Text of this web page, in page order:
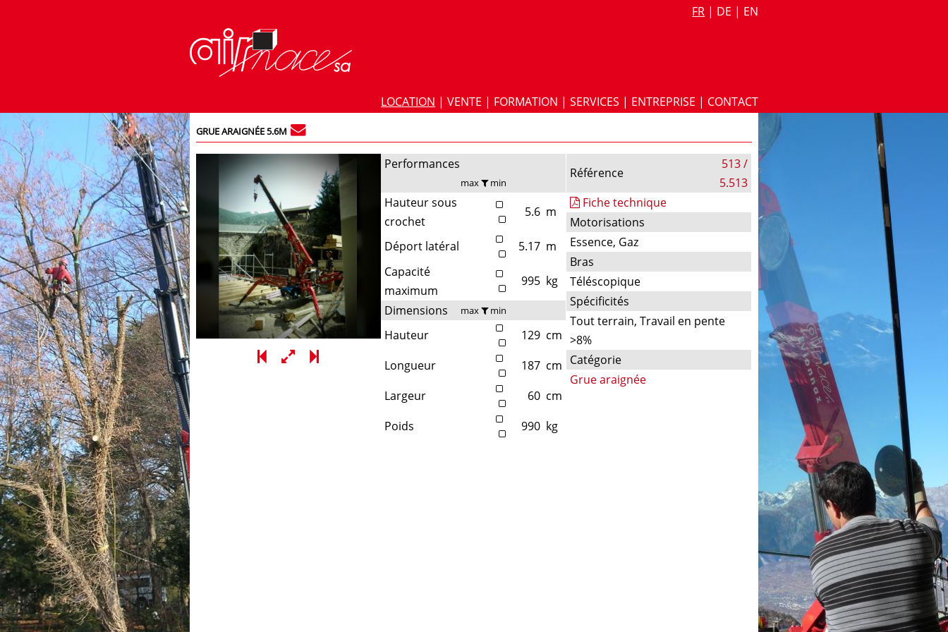
FR | DE | EN
LOCATION |VENTE | FORMATION |SERVICES | ENTREPRISE | CONTACT
GRUE ARAIGNÉE 5.6M
Performances
max min
Hauteur sous
crochet
5.6 m
Déport latéral 5.17 m
Capacité
maximum
995 kg
Dimensions
max min
Hauteur 129 cm
Longueur
187 cm
Largeur
60 cm
Poids
990 kg
Référence
513 /
5.513
Fiche technique
Motorisations
Essence, Gaz
Bras
Téléscopique
Spécificités
Tout terrain, Travail en pente
>8%
Catégorie
Grue araignée